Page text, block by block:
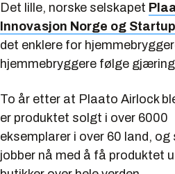
Det lille, norske selskapet
Innovasjon Norge og
det enklere for
hjemmebryggere følge
To år etter at Plaato Airlock
er produktet solgt i over 6000
eksemplarer i over 60 land, og
jobber nå med å få produktet